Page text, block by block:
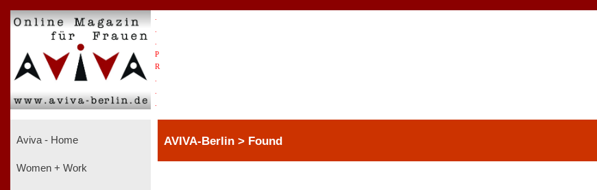
P
R
Aviva - Home
Women + Work
AVIVA-Berlin > Found